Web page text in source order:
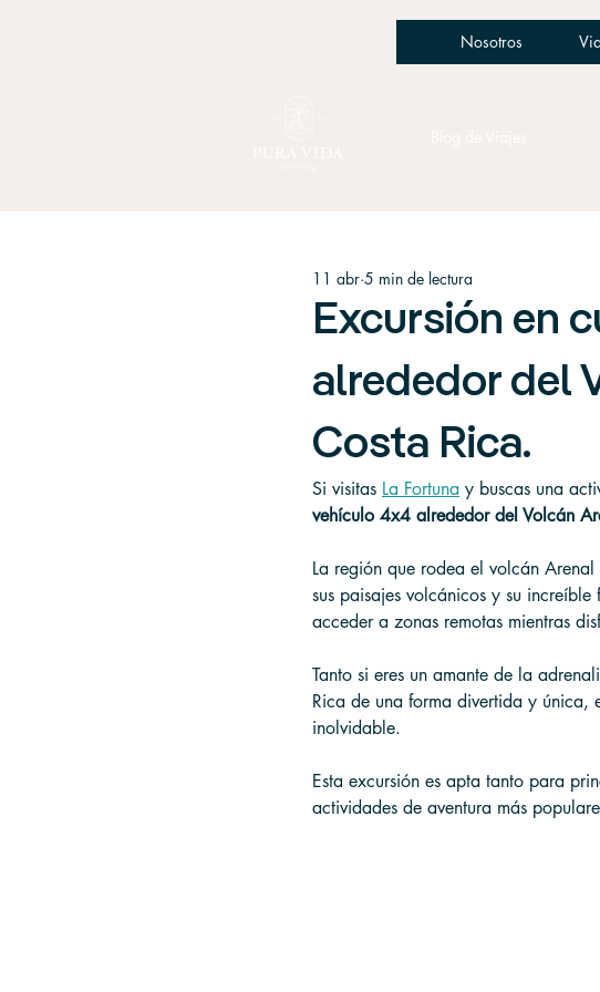
Nosotros
Excursión en
alrededor del
Costa Rica.
11 abr 5 min de lectura
Si visitas La Fortuna y buscas una
vehículo 4x4 alrededor del Volcán
La región que rodea el volcán Arenal
sus paisajes volcánicos y su
acceder a zonas remotas mientras
Tanto si eres un amante de la
Rica de una forma divertida y única,
inolvidable.
Esta excursión es apta tanto para
actividades de aventura más